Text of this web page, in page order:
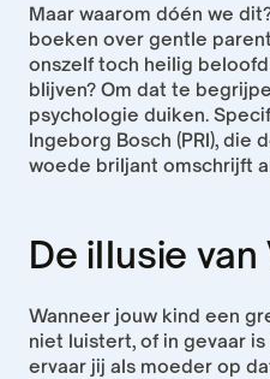
Maar waarom dóén we
boeken over gentle
onszelf toch heilig
blijven? Om dat te
psychologie duiken.
Ingeborg Bosch (PRI), die
woede briljant omschrijft
De illusie
Wanneer jouw kind een
niet luistert, of in gevaar is
ervaar jij als moeder op